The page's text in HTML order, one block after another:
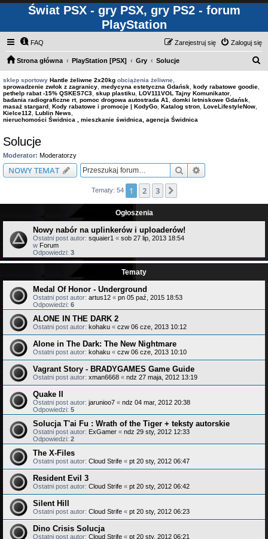
Świat PSX - gry PSX, gry PS2 - forum
PlayStation
FAQ Zaloguj się
Zarejestruj się
Strona główna PlayStation [PSX] Gry Solucje
sklep sportowy Hantle żeliwne 2x20kg obciążenia żeliwne,
sprowadzenie zwłok z zagranicy medycyna estetyczna Gdańsk kody rabatowe goodie
pethelp rabat -15% QSKES7C3 skup plastiku LOV111VOL Tajny Komunikator
badania radiograficzne rt, pomoc drogowa autostrada A1 domki letniskowe Gdańsk
masaż stargard Kody rabatowe i promocje | KodyGo Katalog stron LoveLifestyleNow
Kielce112
Lublin News
nieruchomości Świdnica , mieszkanie świdnica, agencja Świdnica
Solucje
Moderator: Moderatorzy
NOWY TEMAT Szukaj
Tematy: 54 1 2 3
Ogłoszenia
Nowy nabór na uplinkerów i uploaderów!
Ostatni post autor: squaier1 « sob 27 lip, 2013 18:54
w Forum
Odpowiedzi: 3
Tematy
Medal Of Honor - Underground
Ostatni post autor: artus12 « pn 05 paź, 2015 18:53
Odpowiedzi: 6
ALONE IN THE DARK 2
Ostatni post autor: kohaku « czw 06 cze, 2013 10:12
Alone in The Dark: The New Nightmare
Ostatni post autor: kohaku « czw 06 cze, 2013 10:10
Vagrant Story - BRADYGAMES Game Guide
Ostatni post autor: xman6668 « ndz 27 maja, 2012 13:19
Quake II
Ostatni post autor: jarunioo7 « ndz 04 mar, 2012 20:38
Odpowiedzi: 5
Solucja T'ai Fu : Wrath of the Tiger + teksty autorskie
Ostatni post autor: ExGamer « ndz 29 sty, 2012 12:33
Odpowiedzi: 2
The X-Files
Ostatni post autor: Cloud Strife « pt 20 sty, 2012 06:47
Resident Evil 3
Ostatni post autor: Cloud Strife « pt 20 sty, 2012 06:42
Silent Hill
Ostatni post autor: Cloud Strife « pt 20 sty, 2012 06:23
Dino Crisis Solucja
Ostatni post autor: Cloud Strife « pt 20 sty, 2012 06:21